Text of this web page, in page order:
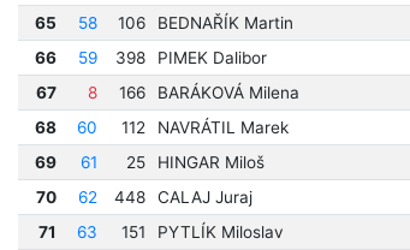
65
58 106 BEDNAŘÍK Martin
66
59 398 PIMEK Dalibor
67
8 166 BARÁKOVÁ Milena
68
60 112 NAVRÁTIL Marek
69
61 25 HINGAR Miloš
70
62 448 CALAJ Juraj
71
63 151 PYTLÍK Miloslav